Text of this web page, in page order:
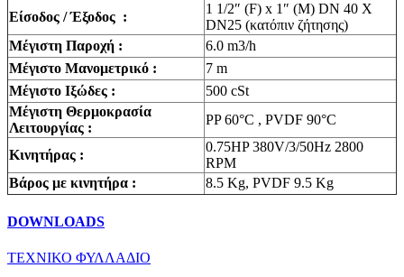
Είσοδος / Έξοδος :
1 1/2″ (F) x 1″ (M) DN 40 X
DN25 (κατόπιν ζήτησης)
Μέγιστη Παροχή :
6.0 m3/h
Μέγιστο Μανομετρικό :
7 m
Mέγιστο Ιξώδες :
500 cSt
Mέγιστη Θερμοκρασία
Λειτουργίας :
PP 60°C , PVDF 90°C
Κινητήρας :
0.75HP 380V/3/50Hz 2800
RPM
Βάρος με κινητήρα :
8.5 Kg, PVDF 9.5 Kg
DOWNLOADS
ΤΕΧΝΙΚΟ ΦΥΛΛΑΔΙΟ